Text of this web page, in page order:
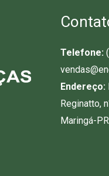
Telefone:
Endereço:
Reginatto,
Maringá-PR